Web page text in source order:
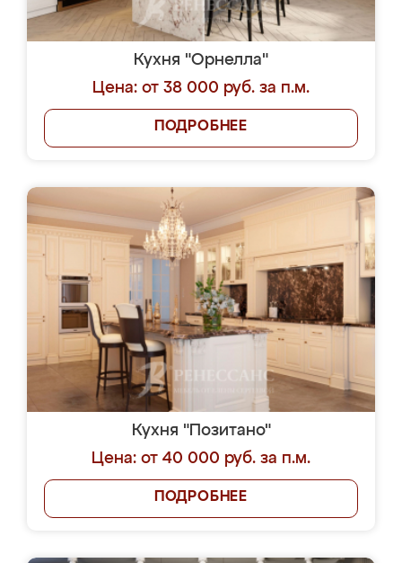
Кухня "Орнелла"
Цена: от 38 000 руб. за п.м.
ПОДРОБНЕЕ
Кухня "Позитано"
Цена: от 40 000 руб. за п.м.
ПОДРОБНЕЕ